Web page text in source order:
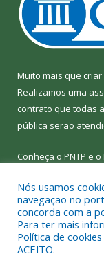
Muito mais que criar
Realizamos uma
contrato que todas
pública serão
Conheça o PNTP e o
Todos os direitos
Nós usamos
navegação no
concorda com a
Para ter mais
Política de cookies
ACEITO.